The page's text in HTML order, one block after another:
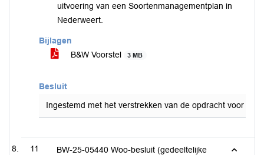
uitvoering van een Soortenmanagementplan in
Nederweert.
Bijlagen
B&W Voorstel
3 MB
Besluit
Ingestemd met het verstrekken van de opdracht voor
11
BW-25-05440 Woo-besluit (gedeeltelijke